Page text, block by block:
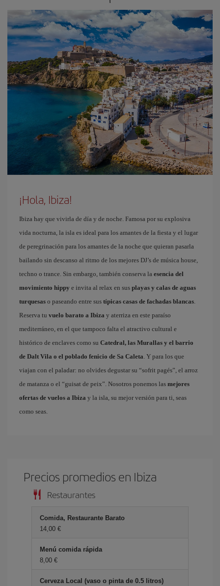
¡Hola, Ibiza!
Ibiza hay que vivirla de día y de noche. Famosa por su explosiva
vida nocturna, la isla es ideal para los amantes de la fiesta y el lugar
de peregrinación para los amantes de la noche que quieran pasarla
bailando sin descanso al ritmo de los mejores DJ’s de música house,
techno o trance. Sin embargo, también conserva la esencia del
movimiento hippy e invita al relax en sus playas y calas de aguas
turquesas o paseando entre sus típicas casas de fachadas blancas.
Reserva tu vuelo barato a Ibiza y aterriza en este paraíso
mediterráneo, en el que tampoco falta el atractivo cultural e
histórico de enclaves como su Catedral, las Murallas y el barrio
de Dalt Vila o el poblado fenicio de Sa Caleta. Y para los que
viajan con el paladar: no olvides degustar su “sofrit pagés”, el arroz
de matanza o el “guisat de peix”. Nosotros ponemos las mejores
ofertas de vuelos a Ibiza y la isla, su mejor versión para ti, seas
como seas.
Precios promedios en Ibiza
Restaurantes
Comida, Restaurante Barato
14,00 €
Menú comida rápida
8,00 €
Cerveza Local (vaso o pinta de 0.5 litros)